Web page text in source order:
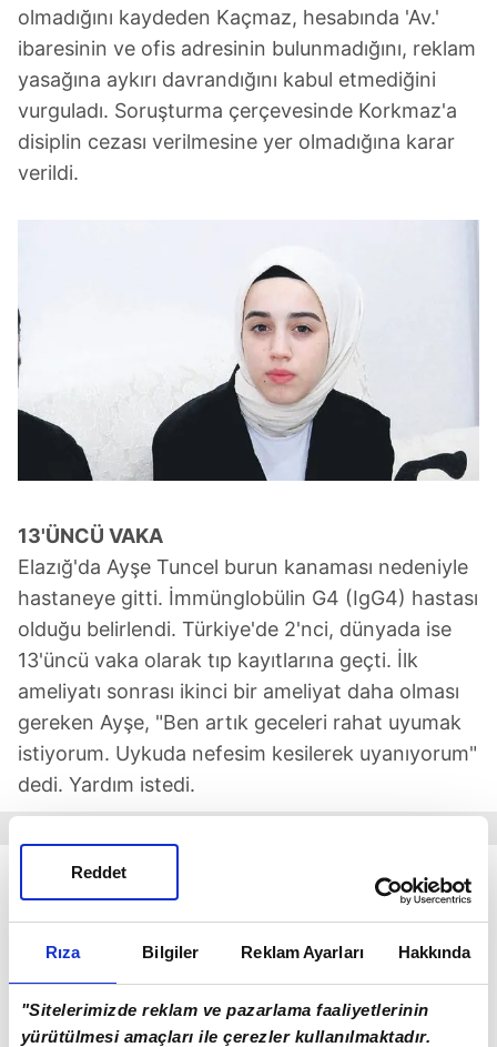
Rıza Bilgiler Reklam Ayarları Hakkında
"Sitelerimizde reklam ve pazarlama faaliyetlerinin
yürütülmesi amaçları ile çerezler kullanılmaktadır.
Reddet
olmadığını kaydeden Kaçmaz, hesabında 'Av.'
ibaresinin ve ofis adresinin bulunmadığını, reklam
yasağına aykırı davrandığını kabul etmediğini
vurguladı. Soruşturma çerçevesinde Korkmaz'a
disiplin cezası verilmesine yer olmadığına karar
verildi.
13'ÜNCÜ VAKA
Elazığ'da Ayşe Tuncel burun kanaması nedeniyle
hastaneye gitti. İmmünglobülin G4 (IgG4) hastası
olduğu belirlendi. Türkiye'de 2'nci, dünyada ise
13'üncü vaka olarak tıp kayıtlarına geçti. İlk
ameliyatı sonrası ikinci bir ameliyat daha olması
gereken Ayşe, "Ben artık geceleri rahat uyumak
istiyorum. Uykuda nefesim kesilerek uyanıyorum"
dedi. Yardım istedi.